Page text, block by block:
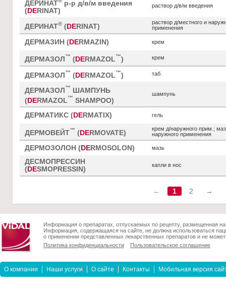
ДЕРИНАТ
р-р д/в/м введения
(DERINAT)
раствор д/в/м введения
ДЕРИНАТ® (DERINAT)
раствор д/местного и
применения
ДЕРМАЗИН ( DE RMAZIN) крем
ДЕРМАЗОЛ™ (DERMAZOL™) крем
ДЕРМАЗОЛ™ (DERMAZOL™) таб.
ДЕРМАЗОЛ™ ШАМПУНЬ
(DERMAZOL™ SHAMPOO)
шампунь
ДЕРМАТИКС ( DE RMATIX) гель
ДЕРМОВЕЙТ™ (DERMOVATE)
крем д/наружного прим.;
наружного применения
ДЕРМОЗОЛОН ( DE RMOSOLON) мазь
ДЕСМОПРЕССИН
( DESMOPRESSIN)
капли в нос
← 1 2 →
Информация о препаратах, отпускаемых по рецепту, размещенная
Информация, содержащаяся на сайте, не должна использоваться
о применении представленных лекарственных препаратов и не
Политика конфиденциальности
Пользовательское соглашение
О компании Наши услуги О сайте Контакты Мобильная версия